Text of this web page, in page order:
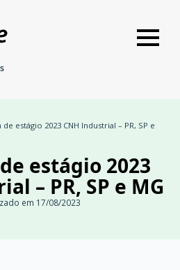
estágio 2023 CNH Industrial – PR, SP e
estágio 2023
– PR, SP e MG
em 17/08/2023